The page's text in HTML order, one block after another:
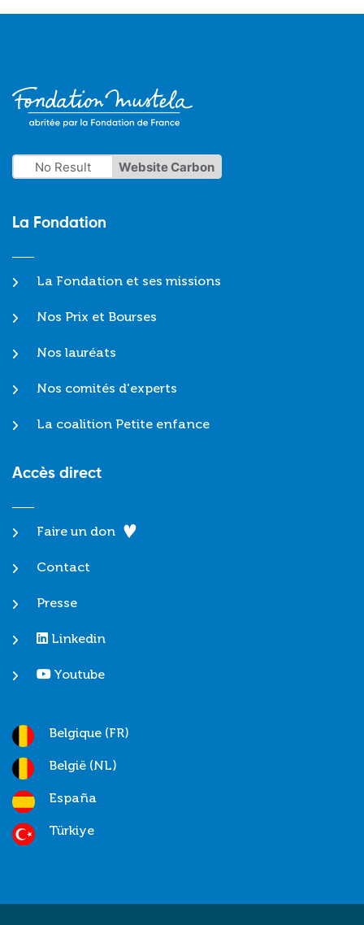
No Result Website Carbon
La Fondation
La Fondation et ses missions
Nos Prix et Bourses
Nos lauréats
Nos comités d'experts
La coalition Petite enfance
Accès direct
Faire un don
Contact
Presse
Linkedin
Youtube
Belgique (FR)
België (NL)
España
Türkiye